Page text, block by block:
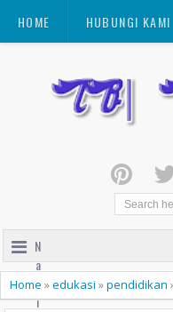
HOME HUBUNGI KAMI
N
a
v
i
Home »edukasi »pendidikan